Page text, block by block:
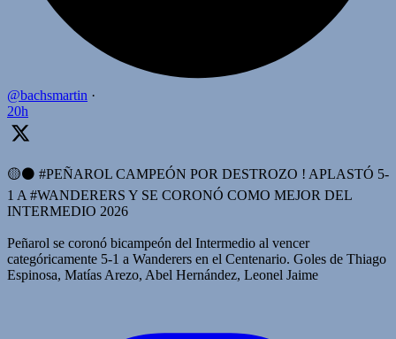
@bachsmartin ·
20h
🟡⚫️ #PEÑAROL CAMPEÓN POR DESTROZO ! APLASTÓ 5-
1 A #WANDERERS Y SE CORONÓ COMO MEJOR DEL
INTERMEDIO 2026
Peñarol se coronó bicampeón del Intermedio al vencer
categóricamente 5-1 a Wanderers en el Centenario. Goles de Thiago
Espinosa, Matías Arezo, Abel Hernández, Leonel Jaime